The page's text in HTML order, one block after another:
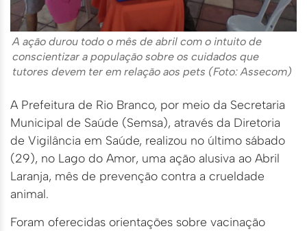
A ação durou todo o mês de abril com o intuito de
conscientizar a população sobre os cuidados que
tutores devem ter em relação aos pets (Foto: Assecom)
A Prefeitura de Rio Branco, por meio da Secretaria
Municipal de Saúde (Semsa), através da Diretoria
de Vigilância em Saúde, realizou no último sábado
(29), no Lago do Amor, uma ação alusiva ao Abril
Laranja, mês de prevenção contra a crueldade
animal.
Foram oferecidas orientações sobre vacinação